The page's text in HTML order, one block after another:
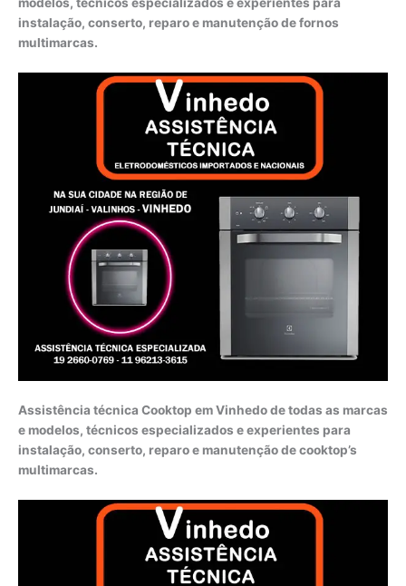
instalação, conserto, reparo e manutenção de fornos
multimarcas.
Assistência técnica Cooktop em Vinhedo de todas as marcas
e modelos, técnicos especializados e experientes para
instalação, conserto, reparo e manutenção de cooktop’s
multimarcas.